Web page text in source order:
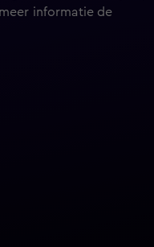
informatie de